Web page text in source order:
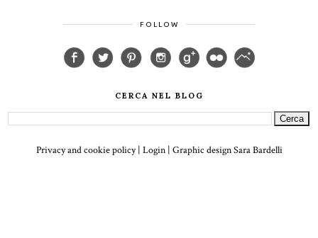
FOLLOW
CERCA NEL BLOG
Privacy and cookie policy| Login| Graphic designSara Bardelli